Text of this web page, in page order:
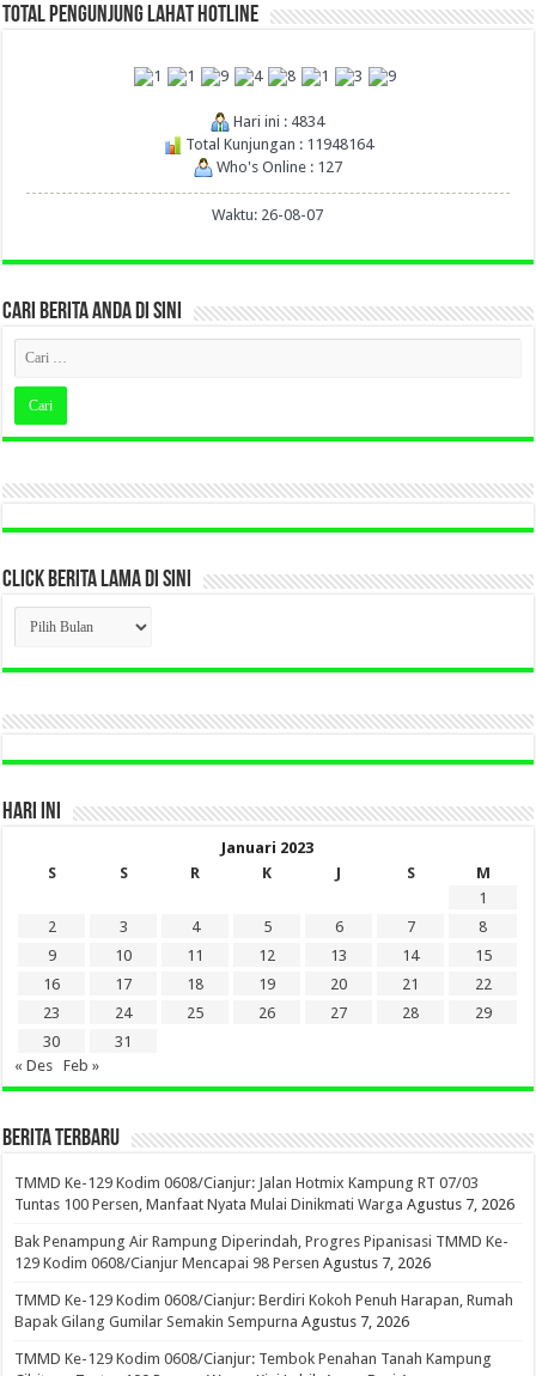
TOTAL PENGUNJUNG LAHAT HOTLINE
Hari ini : 4834
Total Kunjungan : 11948164
Who's Online : 127
Waktu: 26-08-07
CARI BERITA ANDA DI SINI
CLICK BERITA LAMA DI SINI
CLICK
BERITA
LAMA
DI
HARI INI
Januari 2023
S
S R K J S
M
1
2
3 4 5 6 7
8
9
10 11 12 13 14
15
16
17 18 19 20 21
22
23
24 25 26 27 28
29
30
31
« Des
Feb »
BERITA TERBARU
TMMD Ke-129 Kodim 0608/Cianjur: Jalan Hotmix Kampung RT 07/03
Tuntas 100 Persen, Manfaat Nyata Mulai Dinikmati Warga Agustus 7, 2026
Bak Penampung Air Rampung Diperindah, Progres Pipanisasi TMMD Ke-
129 Kodim 0608/Cianjur Mencapai 98 Persen Agustus 7, 2026
TMMD Ke-129 Kodim 0608/Cianjur: Berdiri Kokoh Penuh Harapan, Rumah
Bapak Gilang Gumilar Semakin Sempurna Agustus 7, 2026
TMMD Ke-129 Kodim 0608/Cianjur: Tembok Penahan Tanah Kampung